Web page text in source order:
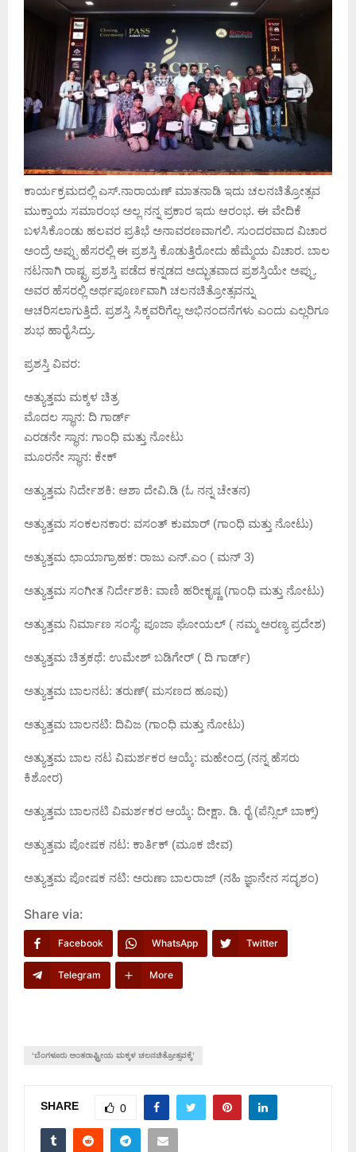
ಕಾರ್ಯಕ್ರಮದಲ್ಲಿ ಎಸ್.ನಾರಾಯಣ್ ಮಾತನಾಡಿ ಇದು ಚಲನಚಿತ್ರೋತ್ಸವ
ಮುಕ್ತಾಯ ಸಮಾರಂಭ ಅಲ್ಲ ನನ್ನ ಪ್ರಕಾರ ಇದು ಆರಂಭ. ಈ ವೇದಿಕೆ
ಬಳಸಿಕೊಂಡು ಹಲವರ ಪ್ರತಿಭೆ ಅನಾವರಣವಾಗಲಿ. ಸುಂದರವಾದ ವಿಚಾರ
ಅಂದ್ರೆ ಅಪ್ಪು ಹೆಸರಲ್ಲಿ ಈ ಪ್ರಶಸ್ತಿ ಕೊಡುತ್ತಿರೋದು ಹೆಮ್ಮೆಯ ವಿಚಾರ. ಬಾಲ
ನಟನಾಗಿ ರಾಷ್ಟ್ರ ಪ್ರಶಸ್ತಿ ಪಡೆದ ಕನ್ನಡದ ಅದ್ಭುತವಾದ ಪ್ರಶಸ್ತಿಯೇ ಅಪ್ಪು.
ಅವರ ಹೆಸರಲ್ಲಿ ಅರ್ಥಪೂರ್ಣವಾಗಿ ಚಲನಚಿತ್ರೋತ್ಸವನ್ನು
ಆಚರಿಸಲಾಗುತ್ತಿದೆ. ಪ್ರಶಸ್ತಿ ಸಿಕ್ಕವರಿಗೆಲ್ಲ ಅಭಿನಂದನೆಗಳು ಎಂದು ಎಲ್ಲರಿಗೂ
ಶುಭ ಹಾರೈಸಿದ್ರು.
ಪ್ರಶಸ್ತಿ ವಿವರ:
ಅತ್ಯುತ್ತಮ ಮಕ್ಕಳ ಚಿತ್ರ
ಮೊದಲ ಸ್ಥಾನ: ದಿ ಗಾರ್ಡ್
ಎರಡನೇ ಸ್ಥಾನ: ಗಾಂಧಿ ಮತ್ತು ನೋಟು
ಮೂರನೇ ಸ್ಥಾನ: ಕೇಕ್
ಅತ್ಯುತ್ತಮ ನಿರ್ದೇಶಕಿ: ಆಶಾ ದೇವಿ.ಡಿ (ಓ ನನ್ನ ಚೇತನ)
ಅತ್ಯುತ್ತಮ ಸಂಕಲನಕಾರ: ವಸಂತ್ ಕುಮಾರ್ (ಗಾಂಧಿ ಮತ್ತು ನೋಟು)
ಅತ್ಯುತ್ತಮ ಛಾಯಾಗ್ರಾಹಕ: ರಾಜು ಎನ್.ಎಂ ( ಮನ್ 3)
ಅತ್ಯುತ್ತಮ ಸಂಗೀತ ನಿರ್ದೇಶಕಿ: ವಾಣಿ ಹರೀಕೃಷ್ಣ (ಗಾಂಧಿ ಮತ್ತು ನೋಟು)
ಅತ್ಯುತ್ತಮ ನಿರ್ಮಾಣ ಸಂಸ್ಥೆ: ಪೂಜಾ ಘೋಯಲ್ ( ನಮ್ಮ ಅರಣ್ಯ ಪ್ರದೇಶ)
ಅತ್ಯುತ್ತಮ ಚಿತ್ರಕಥೆ: ಉಮೇಶ್ ಬಡಿಗೇರ್ ( ದಿ ಗಾರ್ಡ್)
ಅತ್ಯುತ್ತಮ ಬಾಲನಟ: ತರುಣ್( ಮಸಣದ ಹೂವು)
ಅತ್ಯುತ್ತಮ ಬಾಲನಟಿ: ದಿವಿಜ (ಗಾಂಧಿ ಮತ್ತು ನೋಟು)
ಅತ್ಯುತ್ತಮ ಬಾಲ ನಟ ವಿಮರ್ಶಕರ ಆಯ್ಕೆ: ಮಹೇಂದ್ರ (ನನ್ನ ಹೆಸರು
ಕಿಶೋರ)
ಅತ್ಯುತ್ತಮ ಬಾಲನಟಿ ವಿಮರ್ಶಕರ ಆಯ್ಕೆ: ದೀಕ್ಷಾ. ಡಿ. ರೈ (ಪೆನ್ಸಿಲ್ ಬಾಕ್ಸ್)
ಅತ್ಯುತ್ತಮ ಪೋಷಕ ನಟ: ಕಾರ್ತಿಕ್ (ಮೂಕ ಜೀವ)
ಅತ್ಯುತ್ತಮ ಪೋಷಕ ನಟಿ: ಅರುಣಾ ಬಾಲರಾಜ್ (ನಹಿ ಜ್ಞಾನೇನ ಸದೃಶಂ)
Share via:
Facebook WhatsApp Twitter
Telegram More
‘ಬೆಂಗಳೂರು ಅಂತರಾಷ್ಟ್ರೀಯ ಮಕ್ಕಳ ಚಲನಚಿತ್ರೋತ್ಸವಕ್ಕೆ’
SHARE 0